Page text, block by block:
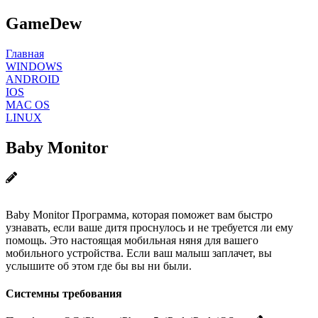
GameDew
Главная
WINDOWS
ANDROID
IOS
MAC OS
LINUX
Baby Monitor
Baby Monitor Программа, которая поможет вам быстро
узнавать, если ваше дитя проснулось и не требуется ли ему
помощь. Это настоящая мобильная няня для вашего
мобильного устройства. Если ваш малыш заплачет, вы
услышите об этом где бы вы ни были.
Системны требования